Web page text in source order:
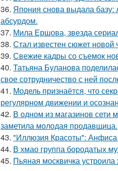
36. Япония снова выдала базу:
абсурдом.
37. Мила Ершова, звезда
38. Стал известен сюжет
39. Свежие кадры со съемок
40. Татьяна Буланова
свое сотрудничество с ней
41. Модель признаётся, что
регулярном движении и
42. В одном из магазинов сети
заметила молодая продавщица.
43. "Иллюзия Красоты": Анфиса
44. В хмао группа бородатых
45. Пьяная москвичка